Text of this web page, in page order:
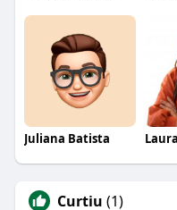
Juliana Batista
Curtiu (1)